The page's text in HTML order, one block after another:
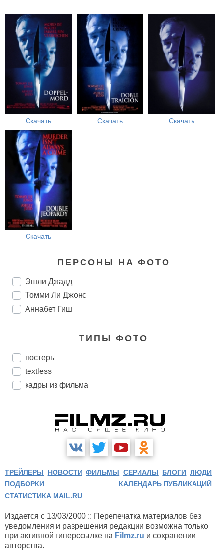
Скачать Скачать Скачать
Скачать
ПЕРСОНЫ НА ФОТО
Эшли Джадд
Томми Ли Джонс
Аннабет Гиш
ТИПЫ ФОТО
постеры
textless
кадры из фильма
ТРЕЙЛЕРЫ НОВОСТИ ФИЛЬМЫ СЕРИАЛЫ БЛОГИ ЛЮДИ
ПОДБОРКИ
КАЛЕНДАРЬ ПУБЛИКАЦИЙ
СТАТИСТИКА MAIL.RU
Издается с 13/03/2000 :: Перепечатка материалов без
уведомления и разрешения редакции возможна только
при активной гиперссылке на Filmz.ru и сохранении
авторства.